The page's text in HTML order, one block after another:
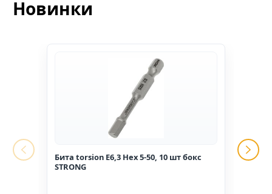
Новинки
Бита torsion E6,3 Hex 5-50, 10 шт бокс
STRONG